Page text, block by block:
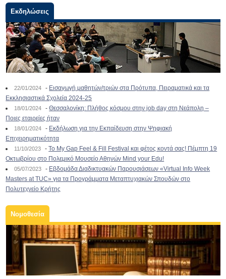
Εκδηλώσεις
22/01/2024 - Εισαγωγή μαθητών/τριών στα Πρότυπα, Πειραματικά και τα
Εκκλησιαστικά Σχολεία 2024-25
18/01/2024 -Θεσσαλονίκη: Πλήθος κόσμου στην job day στη Νεάπολη –
Ποιες εταιρείες ήταν
18/01/2024 - Εκδήλωση για την Εκπαίδευση στην Ψηφιακή
Επιχειρηματικότητα
11/10/2023 -To My Gap Feel & Fill Festival και φέτος κοντά σας! Πέμπτη 19
Οκτωβρίου στο Πολεμικό Μουσείο Αθηνών Mind your Edu!
05/07/2023 - Εβδομάδα Διαδικτυακών Παρουσιάσεων «Virtual Info Week
Masters at TUC» για τα Προγράμματα Μεταπτυχιακών Σπουδών στο
Πολυτεχνείο Κρήτης
Νομοθεσία